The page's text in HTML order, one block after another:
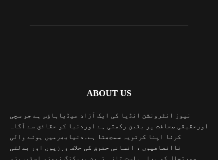
ABOUT US
نیوز انٹرونشن انڈیا کی ایک آزاد میڈیاہاؤس ہے جو سچی
اورحقیقی صحافت پر یقین رکھتی ہے اوردنیا کو حقائق سے آگاہ
کرنا اپنا کرتویہ سمجھتا ہے۔دنیابھرمیں ہونے والی
ناانصافیوں ، انسانی حقوق کی خلاف ورزیوں اور بدلتی
صورتحال کو براہ راست تازہ ترین بریکنگ نیوز، اسٹوریز،